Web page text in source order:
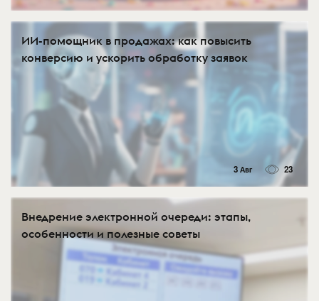
ИИ-помощник в продажах: как повысить
конверсию и ускорить обработку заявок
3 Авг 23
Внедрение электронной очереди: этапы,
особенности и полезные советы